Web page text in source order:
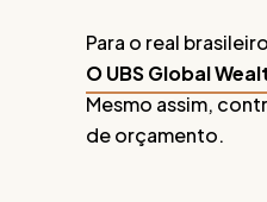
Para o real
O UBS Global
Mesmo assim,
de orçamento.